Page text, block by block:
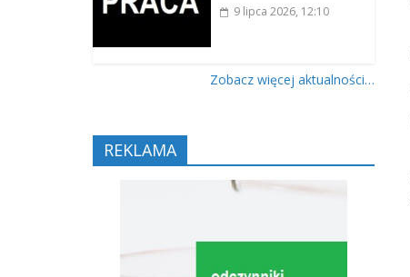
9 lipca 2026, 12:10
Zobacz więcej aktualności…
REKLAMA